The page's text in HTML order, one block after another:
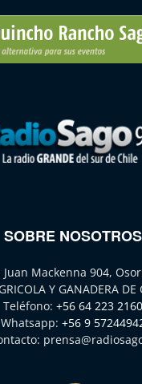
SOBRE NOSOTROS
Juan Mackenna 904,
Y GANADERA DE
Teléfono: +56 64 223 2160
Whatsapp: +56 9